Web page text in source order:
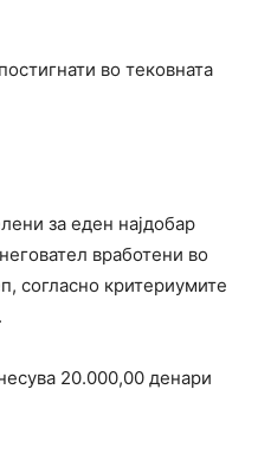
во тековната
за еден најдобар
вработени во
согласно критериумите
20.000,00 денари